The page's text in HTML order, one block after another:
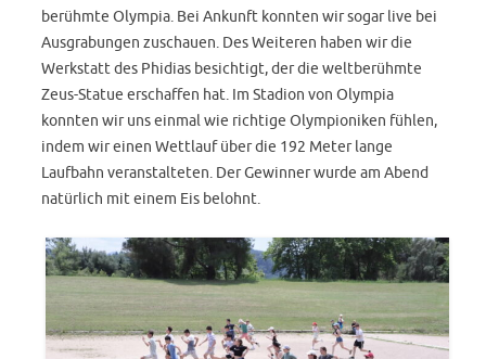
berühmte Olympia. Bei Ankunft konnten wir sogar live bei
Ausgrabungen zuschauen. Des Weiteren haben wir die
Werkstatt des Phidias besichtigt, der die weltberühmte
Zeus-Statue erschaffen hat. Im Stadion von Olympia
konnten wir uns einmal wie richtige Olympioniken fühlen,
indem wir einen Wettlauf über die 192 Meter lange
Laufbahn veranstalteten. Der Gewinner wurde am Abend
natürlich mit einem Eis belohnt.